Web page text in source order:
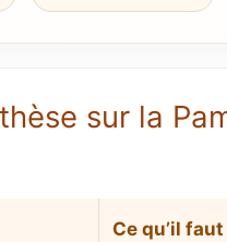
sur la
Ce qu’il